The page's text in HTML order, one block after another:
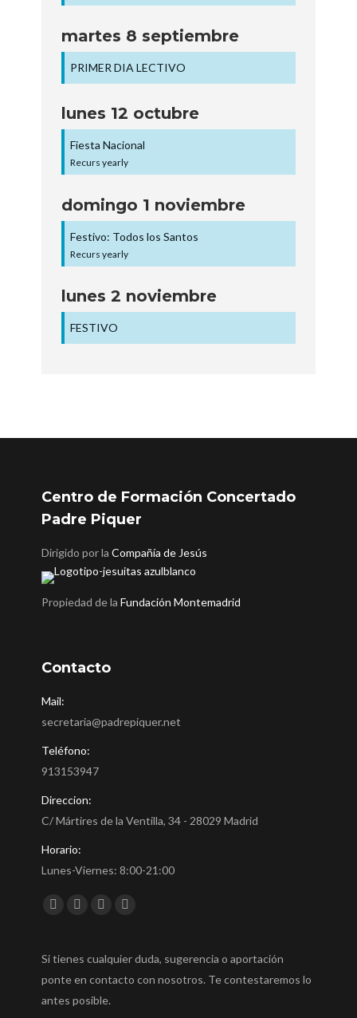
martes 8 septiembre
PRIMER DIA LECTIVO
lunes 12 octubre
Fiesta Nacional
Recurs yearly
domingo 1 noviembre
Festivo: Todos los Santos
Recurs yearly
lunes 2 noviembre
FESTIVO
Centro de Formación Concertado
Padre Piquer
Dirigido por laCompañía de Jesús
Propiedad de laFundación Montemadrid
Contacto
Mail:
secretaria@padrepiquer.net
Teléfono:
913153947
Direccion:
C/ Mártires de la Ventilla, 34 - 28029 Madrid
Horario:
Lunes-Viernes: 8:00-21:00
Encuéntranos en:
Si tienes cualquier duda, sugerencia o aportación
ponte en contacto con nosotros. Te contestaremos lo
antes posible.